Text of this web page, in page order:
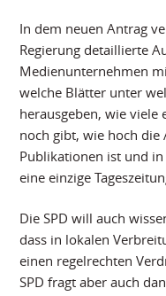
In dem neuen Antrag
Regierung detaillierte
Medienunternehmen
welche Blätter unter
herausgeben, wie viele
noch gibt, wie hoch die
Publikationen ist und
eine einzige
Die SPD will auch
dass in lokalen
einen regelrechten
SPD fragt aber auch